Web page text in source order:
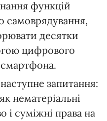
функцій
самоврядування,
десятки
цифрового
запитання:
нематеріальні
і суміжні права на